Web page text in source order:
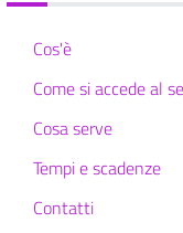
Cos'è
Come si accede al
Cosa serve
Tempi e scadenze
Contatti